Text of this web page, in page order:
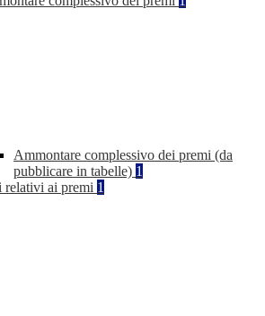
Ammontare complessivo dei premi (da
pubblicare in tabelle) 1
relativi ai premi 1